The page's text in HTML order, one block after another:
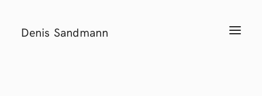
T
Denis Sandmann